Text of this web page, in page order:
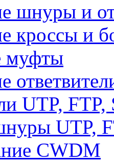
шнуры и
кроссы и
муфты
UTP, FTP,
UTP,
CWDM